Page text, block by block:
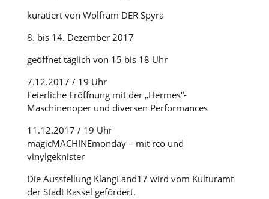
kuratiert von Wolfram DER Spyra
8. bis 14. Dezember 2017
geöffnet täglich von 15 bis 18 Uhr
7.12.2017 / 19 Uhr
Feierliche Eröffnung mit der „Hermes“-
Maschinenoper und diversen Performances
11.12.2017 / 19 Uhr
magicMACHINEmonday – mit rco und
vinylgeknister
Die Ausstellung KlangLand17 wird vom Kulturamt
der Stadt Kassel gefördert.